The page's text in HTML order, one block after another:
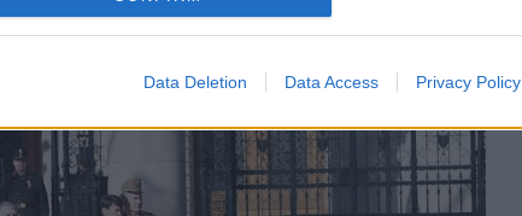
Data Deletion Data Access Privacy Policy